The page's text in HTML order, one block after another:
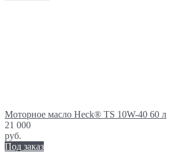
Моторное масло Heck® TS 10W-40 60 л
21 000
руб.
Под заказ